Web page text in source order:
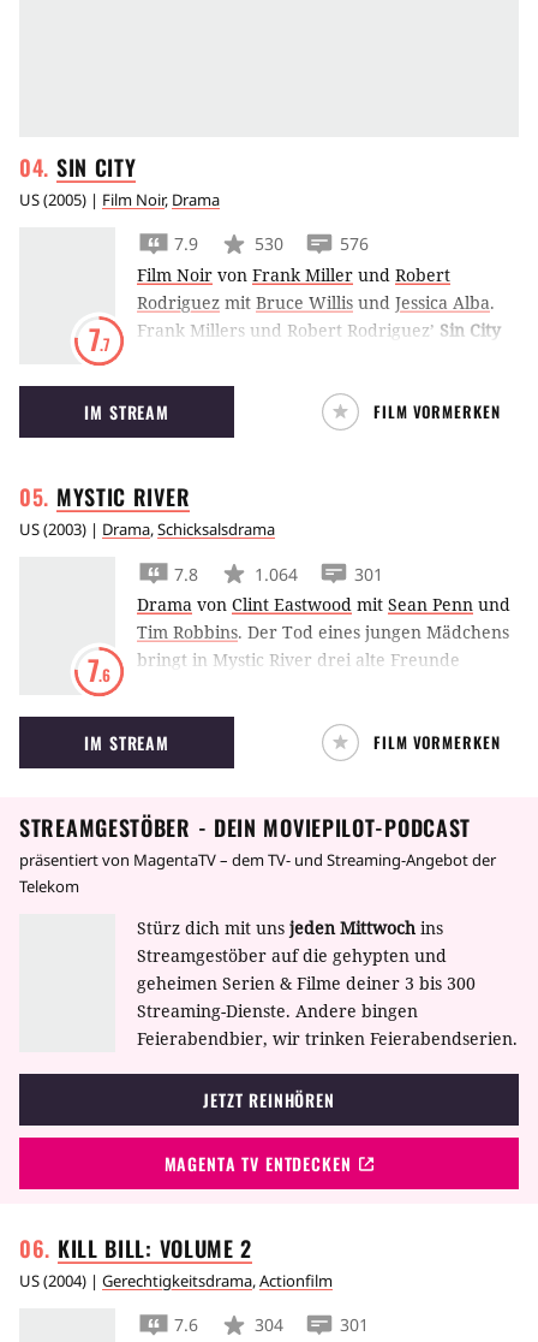
SIN CITY
US(2005) | Film Noir, Drama
7.7
7.9 530
576
Film Noir von Frank Miller und Robert
Rodriguez mit Bruce Willis und Jessica Alba.
Frank Millers und Robert Rodriguez’ Sin City
durch die Augen dreier verschiedener
Personen, die sich alle in der Korruption
verfangen.
IM STREAM FILM VORMERKEN
MYSTIC RIVER
US(2003) | Drama,Schicksalsdrama
7.6
7.8 1.064
301
Drama von Clint Eastwood mit Sean Penn und
Tim Robbins. Der Tod eines jungen Mädchens
bringt in Mystic River drei alte Freunde
IM STREAM FILM VORMERKEN
STREAMGESTÖBER - DEIN MOVIEPILOT-PODCAST
präsentiert von MagentaTV – dem TV- und Streaming-Angebot der
Telekom
Stürz dich mit uns jeden Mittwoch ins
Streamgestöber auf die gehypten und
geheimen Serien & Filme deiner 3 bis 300
Streaming-Dienste. Andere bingen
Feierabendbier, wir trinken Feierabendserien.
JETZT REINHÖREN
MAGENTA TV ENTDECKEN
KILL BILL: VOLUME2
US(2004) | Gerechtigkeitsdrama,Actionfilm
7.6 304 301